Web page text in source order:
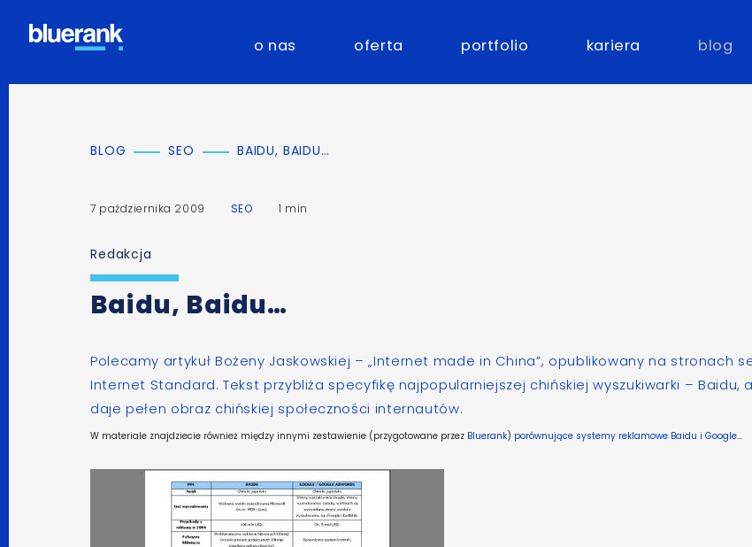
o nas oferta portfolio kariera blog
BLOG SEO BAIDU, BAIDU…
7 października 2009 SEO 1 min
Redakcja
Baidu, Baidu…
Polecamy artykuł Bożeny Jaskowskiej –„Internet made in China”, opublikowany na stronach
Internet Standard. Tekst przybliża specyfikę najpopularniejszej chińskiej wyszukiwarki – Baidu,
daje pełen obraz chińskiej społeczności internautów.
W materiale znajdziecie również między innymi zestawienie (przygotowane przez Bluerank) porównujące systemy reklamowe Baidu i Google…